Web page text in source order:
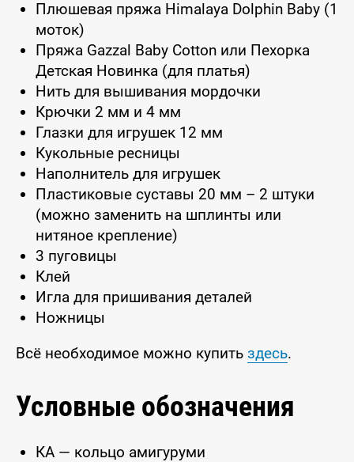
Плюшевая пряжа Himalaya Dolphin Baby (1
моток)
Пряжа Gazzal Baby Cotton или Пехорка
Детская Новинка (для платья)
Нить для вышивания мордочки
Крючки 2 мм и 4 мм
Глазки для игрушек 12 мм
Кукольные ресницы
Наполнитель для игрушек
Пластиковые суставы 20 мм – 2 штуки
(можно заменить на шплинты или
нитяное крепление)
3 пуговицы
Клей
Игла для пришивания деталей
Ножницы
Всё необходимое можно купить здесь.
Условные обозначения
КА — кольцо амигуруми